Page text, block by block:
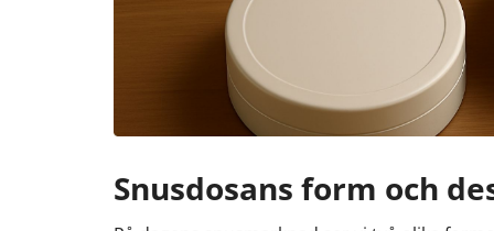
Snusdosans form och